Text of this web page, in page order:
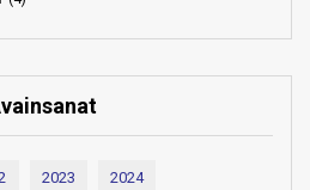
2023 2024